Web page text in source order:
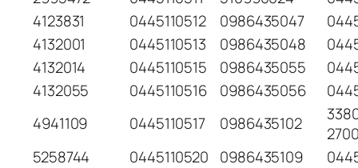
4123831
0445110512 0986435047
4132001
0445110513 0986435048
4132014
0445110515 0986435055
4132055
0445110516 0986435056
4941109
0445110517 0986435102
5258744
0445110520 0986435109